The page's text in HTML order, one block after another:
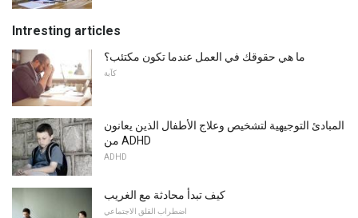
Intresting articles
ما هي حقوقك في العمل عندما تكون مكتئب؟
كآبة
المبادئ التوجيهية لتشخيص وعلاج الأطفال الذين يعانون
من ADHD
ADHD
كيف تبدأ محادثة مع الغريب
اضطراب القلق الاجتماعي